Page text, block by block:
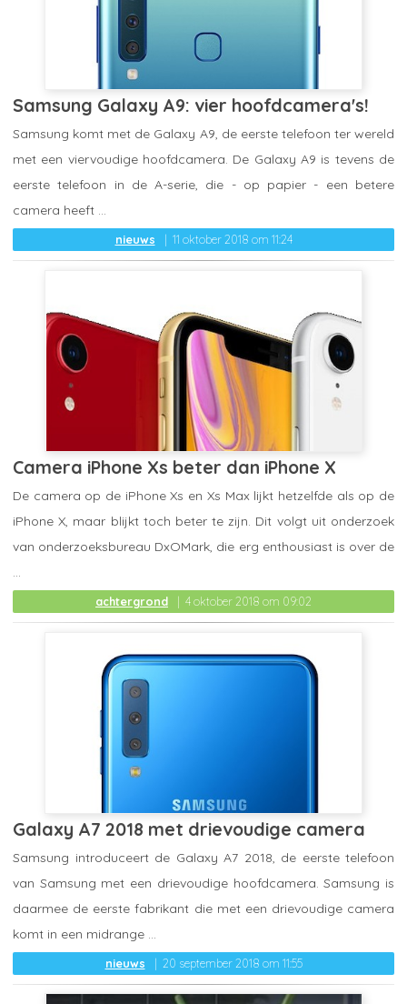
Samsung Galaxy A9: vier hoofdcamera's!
nieuws 11 oktober 2018 om 11:24
Samsung komt met de Galaxy A9, de eerste telefoon ter wereld
met een viervoudige hoofdcamera. De Galaxy A9 is tevens de
eerste telefoon in de A-serie, die - op papier - een betere
camera heeft ...
Camera iPhone Xs beter dan iPhone X
achtergrond 4 oktober 2018 om 09:02
De camera op de iPhone Xs en Xs Max lijkt hetzelfde als op de
iPhone X, maar blijkt toch beter te zijn. Dit volgt uit onderzoek
van onderzoeksbureau DxOMark, die erg enthousiast is over de
...
Galaxy A7 2018 met drievoudige camera
nieuws 20 september 2018 om 11:55
Samsung introduceert de Galaxy A7 2018, de eerste telefoon
van Samsung met een drievoudige hoofdcamera. Samsung is
daarmee de eerste fabrikant die met een drievoudige camera
komt in een midrange ...